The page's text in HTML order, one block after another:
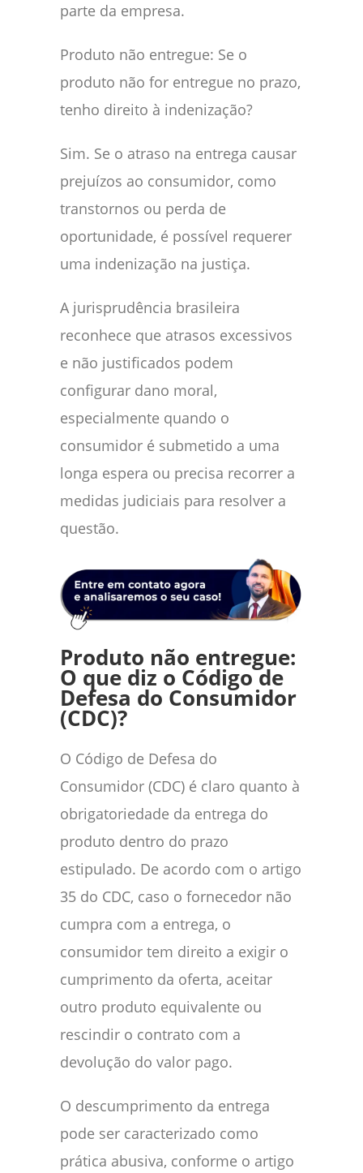
parte da empresa.
Produto não entregue: Se o
produto não for entregue no prazo,
tenho direito à indenização?
Sim. Se o atraso na entrega causar
prejuízos ao consumidor, como
transtornos ou perda de
oportunidade, é possível requerer
uma indenização na justiça.
A jurisprudência brasileira
reconhece que atrasos excessivos
e não justificados podem
configurar dano moral,
especialmente quando o
consumidor é submetido a uma
longa espera ou precisa recorrer a
medidas judiciais para resolver a
questão.
Produto não entregue:
O que diz o Código de
Defesa do Consumidor
(CDC)?
O Código de Defesa do
Consumidor (CDC) é claro quanto à
obrigatoriedade da entrega do
produto dentro do prazo
estipulado. De acordo com o artigo
35 do CDC, caso o fornecedor não
cumpra com a entrega, o
consumidor tem direito a exigir o
cumprimento da oferta, aceitar
outro produto equivalente ou
rescindir o contrato com a
devolução do valor pago.
O descumprimento da entrega
pode ser caracterizado como
prática abusiva, conforme o artigo